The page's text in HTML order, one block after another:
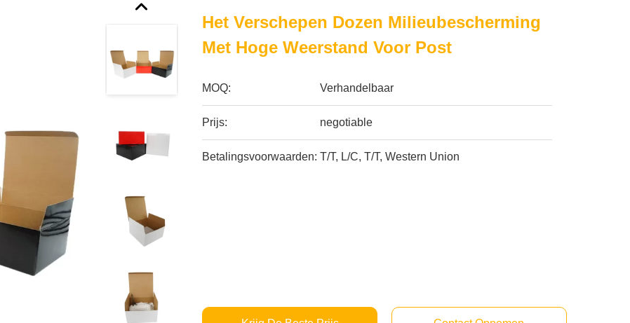
Het Verschepen Dozen Milieubescherming
Met Hoge Weerstand Voor Post
MOQ: Verhandelbaar
Prijs: negotiable
Betalingsvoorwaarden: T/T, L/C, T/T, Western Union